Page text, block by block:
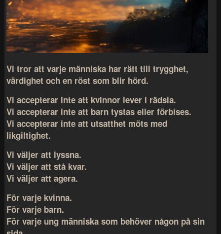
Vi tror att varje människa har rätt till trygghet,
värdighet och en röst som blir hörd.
Vi accepterar inte att kvinnor lever i rädsla.
Vi accepterar inte att barn tystas eller förbises.
Vi accepterar inte att utsatthet möts med
likgiltighet.
Vi väljer att lyssna.
Vi väljer att stå kvar.
Vi väljer att agera.
För varje kvinna.
För varje barn.
För varje ung människa som behöver någon på sin